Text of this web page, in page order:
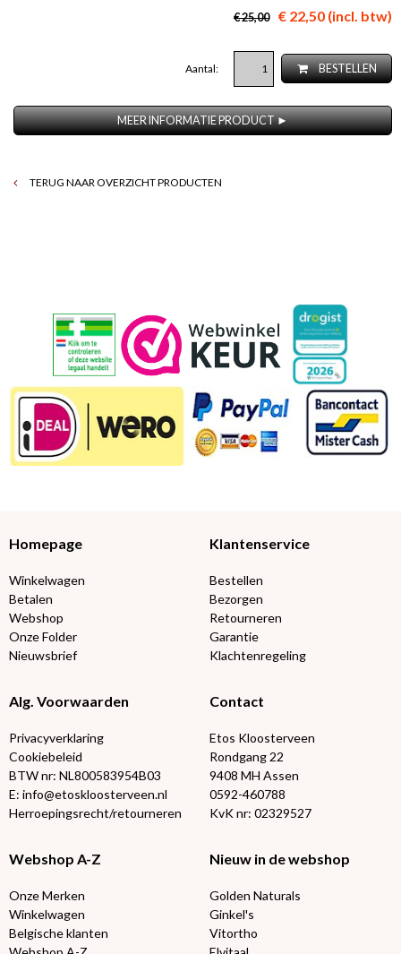
€ 25,00 € 22,50 (incl. btw)
Aantal: BESTELLEN
MEER INFORMATIE PRODUCT ►
TERUG NAAR OVERZICHT PRODUCTEN
Homepage
Winkelwagen
Betalen
Webshop
Onze Folder
Nieuwsbrief
Klantenservice
Bestellen
Bezorgen
Retourneren
Garantie
Klachtenregeling
Alg. Voorwaarden
Privacyverklaring
Cookiebeleid
BTW nr: NL800583954B03
E: info@etoskloosterveen.nl
Herroepingsrecht/retourneren
Contact
Etos Kloosterveen
Rondgang 22
9408 MH Assen
0592-460788
KvK nr: 02329527
Webshop A-Z
Onze Merken
Winkelwagen
Belgische klanten
Nieuw in de webshop
Golden Naturals
Ginkel's
Vitortho